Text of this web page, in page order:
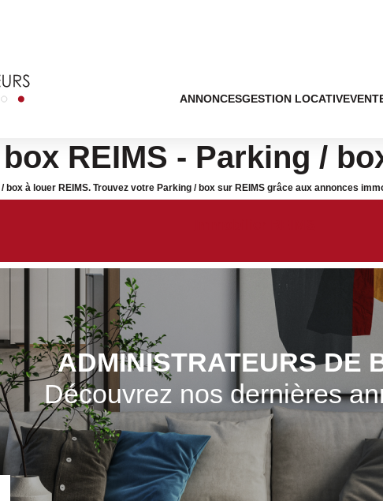
ANNONCESGESTION LOCATIVE
REIMS - Parking /
à louer REIMS. Trouvez votre Parking / box sur REIMS grâce aux annonces
ADMINISTRATEURS DE
Découvrez nos dernières